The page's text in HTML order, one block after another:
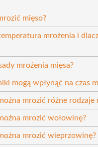
mięso?
mrożenia i
mrożenia mięsa?
mogą wpłynąć na czas
mrozić różne rodzaje
mrozić wołowinę?
mrozić wieprzowinę?